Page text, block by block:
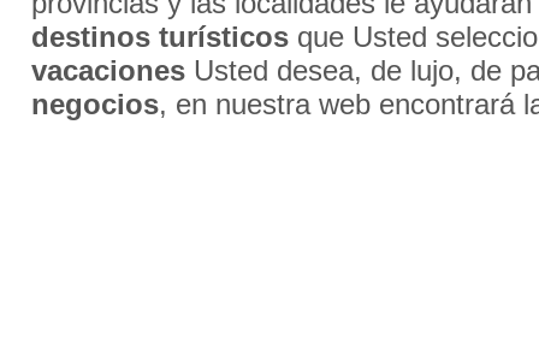
destinos turísticosque Usted
vacacionesUsted desea, de lujo, de
negocios, en nuestra web encontrará